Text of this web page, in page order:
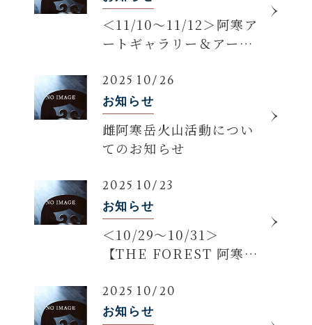
＜11/10～11/12＞阿寒ア
ートギャラリー＆アート
のお知らせ
2025 10/26
お知らせ
雌阿寒岳火山活動につい
てのお知らせ
2025 10/23
お知らせ
＜10/29～10/31＞
【THE FOREST 阿寒
メンテナンス休館のお知
らせ
2025 10/20
お知らせ